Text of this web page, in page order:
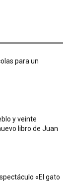
para un
y veinte
libro de Juan
«El gato